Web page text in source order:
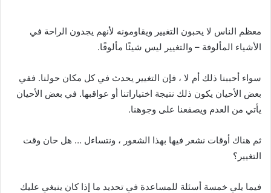
معظم الناس لا يحبون التغيير ويقاومونه لأنهم يجدون الراحة في
الأشياء المألوفة – والتغيير ليس شيئًا مألوفًا.
سواء أحببنا ذلك أم لا ، فإن التغيير يحدث في كل مكان حولنا. ففي
بعض الأحيان يكون ذلك نتيجة اختياراتنا أو عواقبها. في بعض الأحيان
يأتي من العدم ويصفعنا على وجوهنا.
ثم هناك أوقات نشعر فيها بهذا الشعور ، ونتساءل … هل حان وقت
التغيير؟
فيما يلي خمسة أسئلة للمساعدة في تحديد ما إذا كان ينبغي عليك